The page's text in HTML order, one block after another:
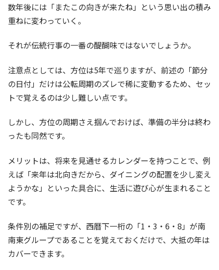
数年後には「またこの向きが来たね」という思い出の積み
重ねに変わっていく。
それが伝統行事の一番の醍醐味ではないでしょうか。
注意点としては、方位は5年で巡りますが、前述の「節分
の日付」だけは公転周期のズレで稀に変動するため、セッ
トで覚えるのは少し難しい点です。
しかし、方位の周期さえ掴んでおけば、準備の半分は終わ
ったも同然です。
メリットは、将来を見通せるカレンダーを持つことで、例
えば「来年は北向きだから、ダイニングの配置を少し変え
ようかな」といった具合に、生活に遊び心が生まれること
です。
条件別の補足ですが、西暦下一桁の「1・3・6・8」が南
南東グループであることを覚えておくだけで、大抵の年は
カバーできます。